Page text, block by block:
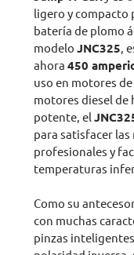
ligero y compacto
batería de plomo
modelo JNC325,
ahora 450
uso en motores
motores diesel de
potente, el
para satisfacer las
profesionales y
temperaturas
Como su
con muchas
pinzas